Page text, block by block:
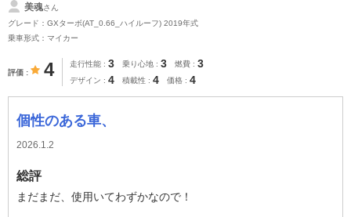
美魂さん
グレード：GXターボ(AT_0.66_ハイルーフ) 2019年式
乗車形式：マイカー
評価 4 走行性能 3 乗り心地 3 燃費 3
デザイン 4 積載性 4 価格 4
個性のある車、
2026.1.2
総評
まだまだ、使用いてわずかなので！